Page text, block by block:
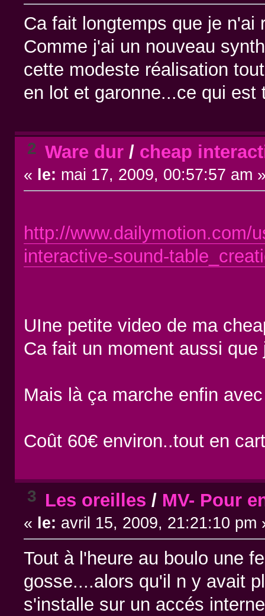
Ca fait longtemps que je n'ai
Comme j'ai un nouveau
cette modeste réalisation
en lot et garonne...ce qui
2 Ware dur/ cheap
« le: mai 17, 2009, 00:57:57 am
http://www.dailymotion.com/
interactive-sound-
UIne petite video de ma
Ca fait un moment aussi
Mais là ça marche enfin
Coût 60€ environ..tout en
3 Les oreilles / MV- Pour
« le: avril 15, 2009, 21:21:10 pm
Tout à l'heure au boulo une
gosse....alors qu'il n y avait
s'installe sur un accés